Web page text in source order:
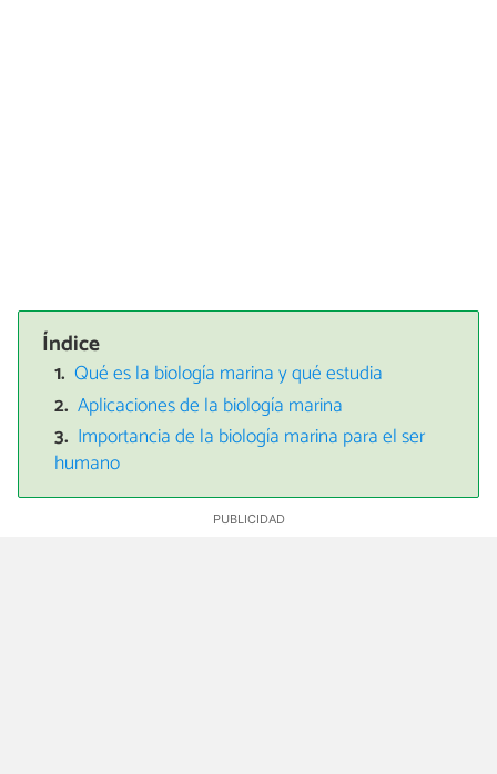
Índice
Qué es la biología marina y qué estudia
Aplicaciones de la biología marina
Importancia de la biología marina para el ser
humano